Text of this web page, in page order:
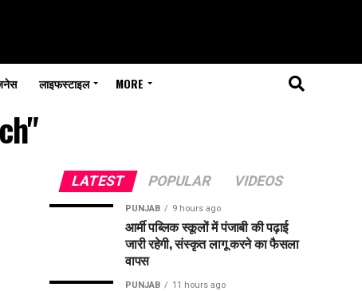
लाइफस्टाइल MORE
LATEST POPULAR VIDEOS
PUNJAB 9 hours ago
आर्मी पब्लिक स्कूलों में पंजाबी की पढ़ाई
जारी रहेगी, संस्कृत लागू करने का फैसला
वापस
PUNJAB 11 hours ago